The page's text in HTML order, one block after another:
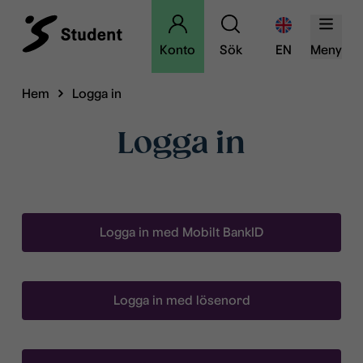
Konto Sök EN Meny
Hem Logga in
Logga in
Logga in med Mobilt BankID
Logga in med lösenord